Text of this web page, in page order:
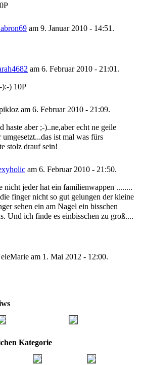
am 9. Januar 2010 - 14:51.
am 6. Februar 2010 - 21:01.
):-) 10P
am 6. Februar 2010 - 21:09.
haste aber ;-)..ne,aber echt ne geile
umgesetzt...das ist mal was fürs
stolz drauf sein!
am 6. Februar 2010 - 21:50.
nicht jeder hat ein familienwappen ........
finger nicht so gut gelungen der kleine
sehen ein am Nagel ein bisschen
Und ich finde es einbisschen zu groß....
am 1. Mai 2012 - 12:00.
Kategorie